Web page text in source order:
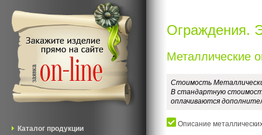
Каталог продукции
Ограждения.
Металлические
Стоимость
В стандартную
оплачиваются
Описание